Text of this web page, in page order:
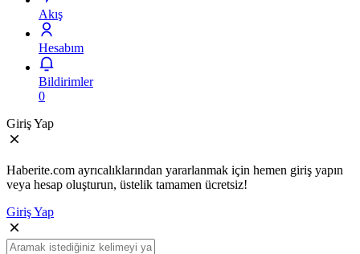
Akış
Hesabım
Bildirimler
0
Giriş Yap
Haberite.com ayrıcalıklarından yararlanmak için hemen giriş yapın
veya hesap oluşturun, üstelik tamamen ücretsiz!
Giriş Yap